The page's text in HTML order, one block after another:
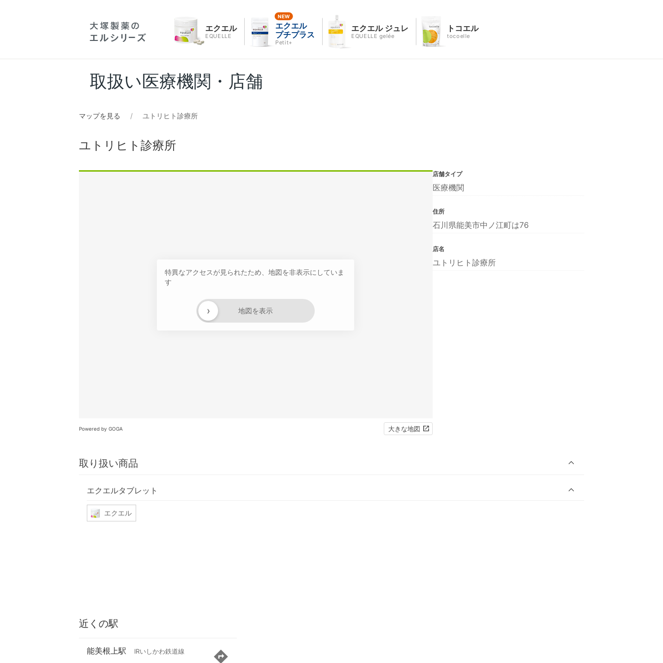
エクエル
EQUELLE
エクエル
プチプラス
Petit+
エクエル ジュレ
EQUELLE gelée
トコエル
tocoelle
取扱い医療機関・店舗
マップを見る ユトリヒト診療所
ユトリヒト診療所
特異なアクセスが見られたため、地図を非表示にしていま
す
地図を表示
›
Powered by GOGA 大きな地図
取り扱い商品
エクエルタブレット
エクエル
店舗タイプ
医療機関
住所
石川県能美市中ノ江町は76
店名
ユトリヒト診療所
近くの駅
能美根上駅 IRいしかわ鉄道線